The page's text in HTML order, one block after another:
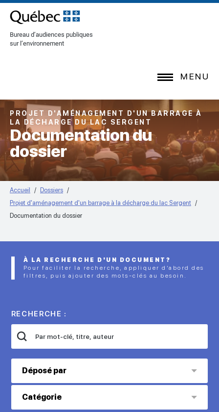
[Common.SkipToContent]
Bureau d’audiences publiques
sur l’environnement
MENU
PROJET D'AMÉNAGEMENT D'UN BARRAGE À
LA DÉCHARGE DU LAC SERGENT
Documentation du
dossier
Accueil
Dossiers
Projet d'aménagement d'un barrage à la décharge du lac Sergent
Documentation du dossier
À LA RECHERCHE D'UN DOCUMENT?
Pour faciliter la recherche, appliquer d’abord des
filtres, puis ajouter des mots-clés au besoin.
RECHERCHE :
Déposé par
Catégorie